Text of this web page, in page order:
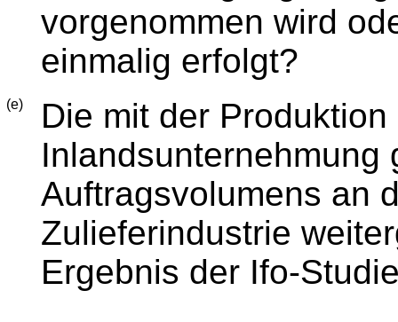
vorgenommen wird
einmalig erfolgt?
(e)
Die mit der
Inlandsunternehmung
Auftragsvolumens an
Zulieferindustrie
Ergebnis der Ifo-